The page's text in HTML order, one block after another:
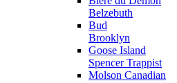
Belzebuth
Bud
Brooklyn
Goose Island
Spencer Trappist
Molson Canadian